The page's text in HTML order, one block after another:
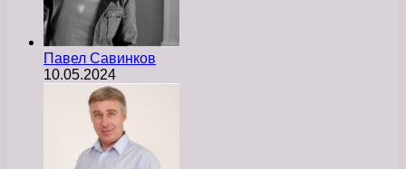
Павел Савинков
10.05.2024